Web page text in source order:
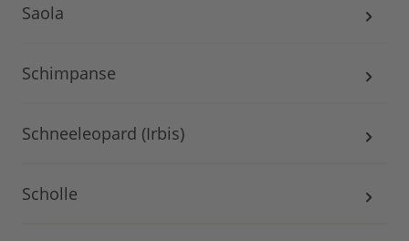
Saola
Schimpanse
Schneeleopard (Irbis)
Scholle